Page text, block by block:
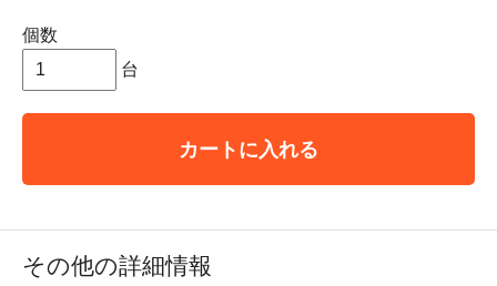
個数
台
カートに入れる
その他の詳細情報